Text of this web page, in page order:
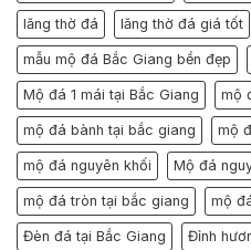
lăng thờ đá lăng thờ đá giá tốt
mẫu mộ đá Bắc Giang bền đẹp
Mộ đá 1 mái tại Bắc Giang mộ
mộ đá bành tại bắc giang mộ
mộ đá nguyên khối Mộ đá
mộ đá tròn tại bắc giang mộ
Đèn đá tại Bắc Giang Đỉnh